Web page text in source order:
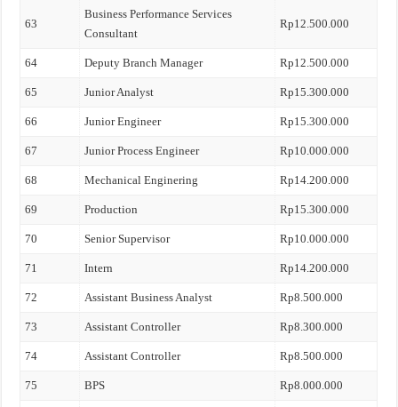
63
Business Performance Services
Consultant
Rp12.500.000
64 Deputy Branch Manager Rp12.500.000
65 Junior Analyst Rp15.300.000
66 Junior Engineer Rp15.300.000
67 Junior Process Engineer Rp10.000.000
68 Mechanical Enginering Rp14.200.000
69 Production Rp15.300.000
70 Senior Supervisor Rp10.000.000
71 Intern Rp14.200.000
72 Assistant Business Analyst Rp8.500.000
73 Assistant Controller Rp8.300.000
74 Assistant Controller Rp8.500.000
75 BPS Rp8.000.000